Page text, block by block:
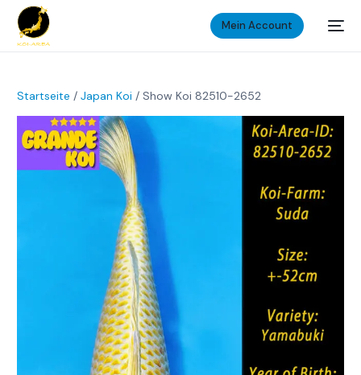
Mein Account
Startseite /Japan Koi / Show Koi 82510-2652